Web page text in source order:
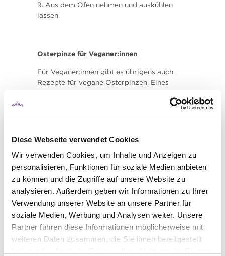
Diese Webseite verwendet Cookies
Wir verwenden Cookies, um Inhalte und Anzeigen zu
personalisieren, Funktionen für soziale Medien anbieten
zu können und die Zugriffe auf unsere Website zu
analysieren. Außerdem geben wir Informationen zu Ihrer
Verwendung unserer Website an unsere Partner für
soziale Medien, Werbung und Analysen weiter. Unsere
Partner führen diese Informationen möglicherweise mit
weiteren Daten zusammen, die Sie ihnen bereitgestellt
Aus dem Ofen nehmen und auskühlen
lassen.
Osterpinze für Veganer:innen
Für Veganer:innen gibt es übrigens auch
Rezepte für vegane Osterpinzen. Eines